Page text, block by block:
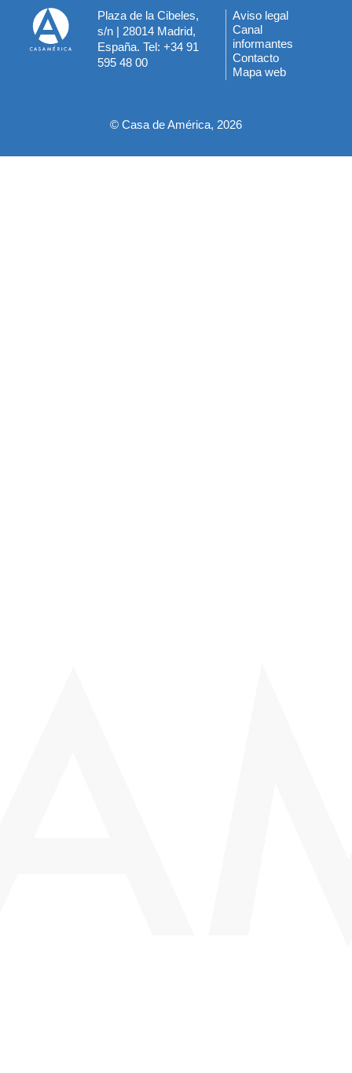
Plaza de la Cibeles,
s/n | 28014 Madrid,
España. Tel: +34 91
595 48 00
Menú
del
pie
Aviso legal
Canal
informantes
Contacto
Mapa web
© Casa de América, 2026